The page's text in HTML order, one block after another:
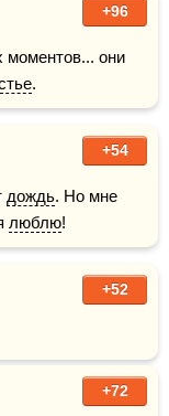
+96
моментов... они
.
+54
дождь. Но мне
люблю!
+52
+72